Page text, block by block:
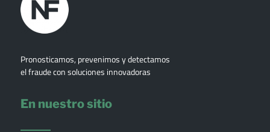
Pronosticamos, prevenimos y detectamos
el fraude con soluciones innovadoras
En nuestro sitio